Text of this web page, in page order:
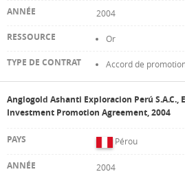
2004
Or
Accord de
Anglogold Ashanti Exploracion Perú S.A.C.,
Investment Promotion Agreement, 2004
Pérou
2004